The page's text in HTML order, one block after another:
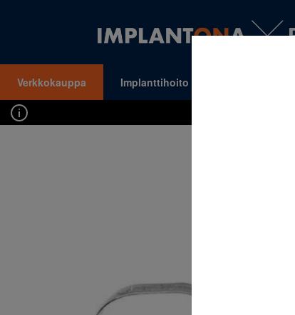
Verkkokauppa Implanttihoito